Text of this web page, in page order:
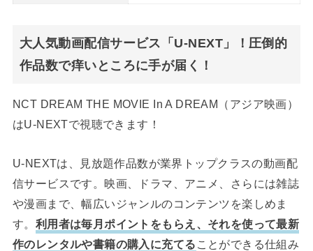
大人気動画配信サービス「U-NEXT」！圧倒的
作品数で痒いところに手が届く！
NCT DREAM THE MOVIE In A DREAM（アジア映画）
はU-NEXTで視聴できます！
U-NEXTは、見放題作品数が業界トップクラスの動画配
信サービスです。映画、ドラマ、アニメ、さらには雑誌
や漫画まで、幅広いジャンルのコンテンツを楽しめま
す。 利用者は毎月ポイントをもらえ、それを使って最新
作のレンタルや書籍の購入に充てる ことができる仕組み